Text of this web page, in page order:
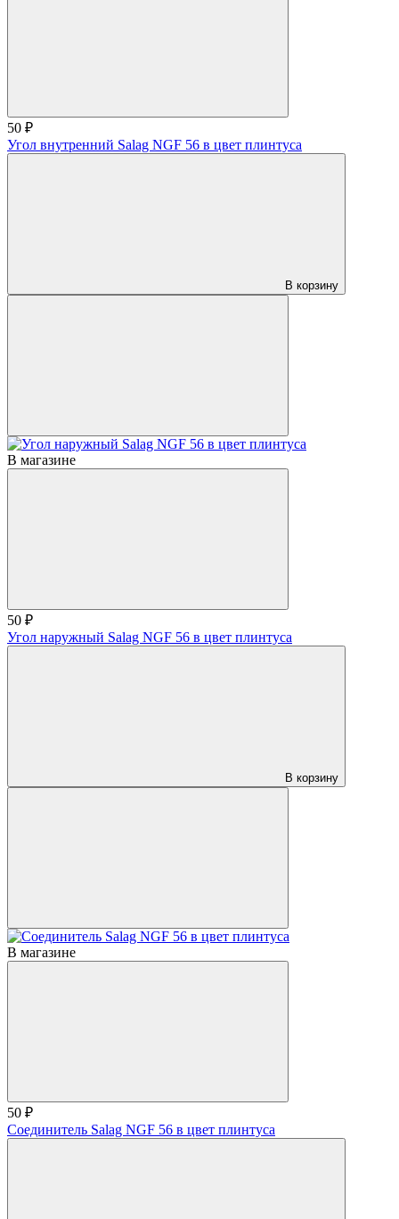
50 ₽
Угол внутренний Salag NGF 56 в цвет плинтуса
В корзину
В магазине
50 ₽
Угол наружный Salag NGF 56 в цвет плинтуса
В корзину
В магазине
50 ₽
Соединитель Salag NGF 56 в цвет плинтуса